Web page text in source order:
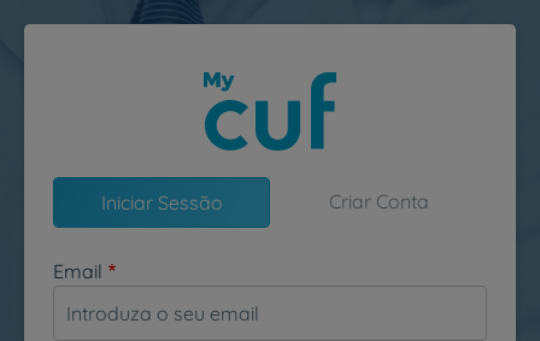
Passar para o conteúdo principal
Iniciar Sessão Criar Conta
Email